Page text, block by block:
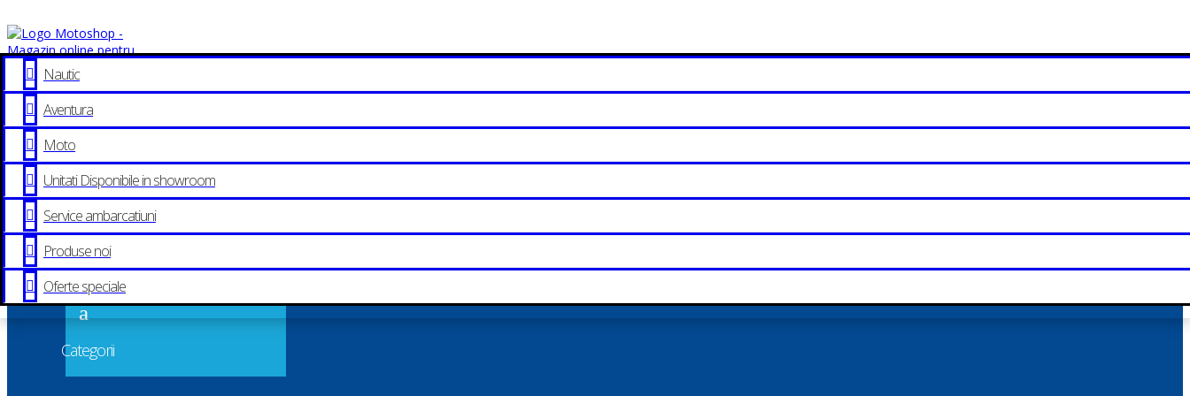
Caută
după:

+40745 349 205
Sales& Support

a
Categorii
 Nautic
 Aventura
 Moto
 Unitati Disponibile in showroom
 Service ambarcatiuni
 Produse noi
 Oferte speciale